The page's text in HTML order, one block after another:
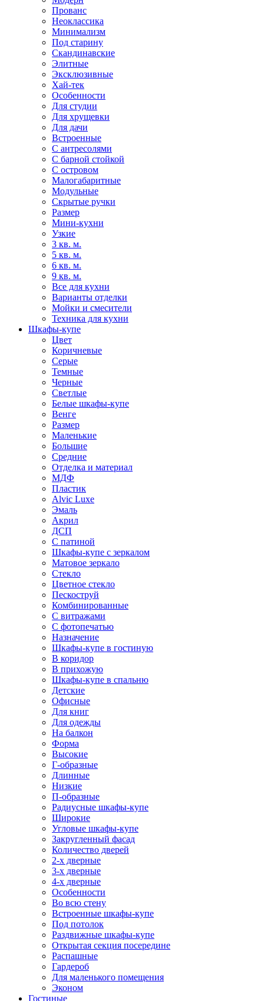
Прованс
Неоклассика
Минимализм
Под старину
Скандинавские
Элитные
Эксклюзивные
Хай-тек
Особенности
Для студии
Для хрущевки
Для дачи
Встроенные
С антресолями
С барной стойкой
С островом
Малогабаритные
Модульные
Скрытые ручки
Размер
Мини-кухни
Узкие
3 кв. м.
5 кв. м.
6 кв. м.
9 кв. м.
Все для кухни
Варианты отделки
Мойки и смесители
Техника для кухни
Шкафы-купе
Цвет
Коричневые
Серые
Темные
Черные
Светлые
Белые шкафы-купе
Венге
Размер
Маленькие
Большие
Средние
Отделка и материал
МДФ
Пластик
Alvic Luxe
Эмаль
Акрил
ДСП
С патиной
Шкафы-купе с зеркалом
Матовое зеркало
Стекло
Цветное стекло
Пескоструй
Комбинированные
С витражами
С фотопечатью
Назначение
Шкафы-купе в гостиную
В коридор
В прихожую
Шкафы-купе в спальню
Детские
Офисные
Для книг
Для одежды
На балкон
Форма
Высокие
Г-образные
Длинные
Низкие
П-образные
Радиусные шкафы-купе
Широкие
Угловые шкафы-купе
Закругленный фасад
Количество дверей
2-х дверные
3-х дверные
4-х дверные
Особенности
Во всю стену
Встроенные шкафы-купе
Под потолок
Раздвижные шкафы-купе
Открытая секция посередине
Распашные
Гардероб
Для маленького помещения
Эконом
Гостиные